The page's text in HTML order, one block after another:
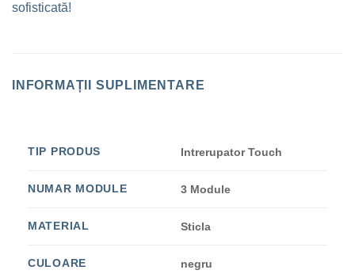
sofisticată!
INFORMAȚII SUPLIMENTARE
TIP PRODUS Intrerupator Touch
NUMAR MODULE 3 Module
MATERIAL Sticla
CULOARE negru